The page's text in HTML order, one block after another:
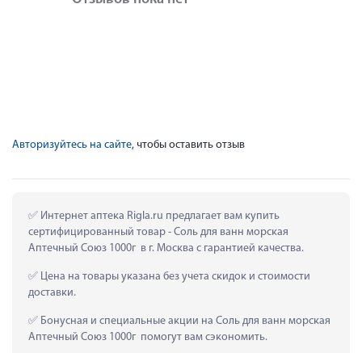
Авторизуйтесь на сайте, чтобы оставить отзыв
Интернет аптека Rigla.ru предлагает вам купить
сертифицированный товар - Соль для ванн морская
Аптечный Союз 1000г  в г. Москва с гарантией качества.
Цена на товары указана без учета скидок и стоимости
доставки.
Бонусная и специальные акции на Соль для ванн морская
Аптечный Союз 1000г  помогут вам сэкономить.